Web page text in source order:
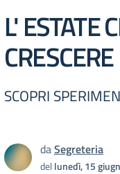
L' ESTATE
CRESCERE
SCOPRI
daSegreteria
dellunedì, 15